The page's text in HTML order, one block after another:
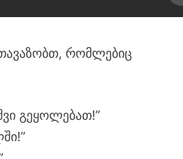
რომლებიც
გეყოლებათ!”